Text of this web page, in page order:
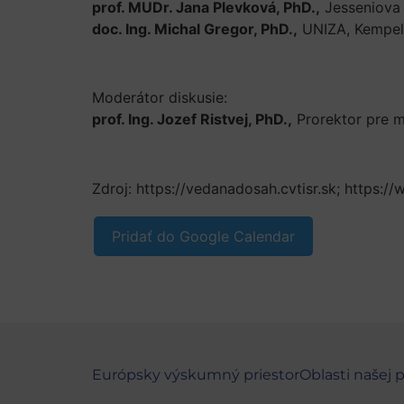
prof. MUDr. Jana Plevková, PhD.,
doc. Ing. Michal Gregor, PhD., UNIZA,
Moderátor diskusie:
prof. Ing. Jozef Ristvej, PhD., Prorektor pre
Zdroj: https://vedanadosah.cvtisr.sk; https://
Pridať do Google Calendar
Európsky výskumný priestorOblasti našej